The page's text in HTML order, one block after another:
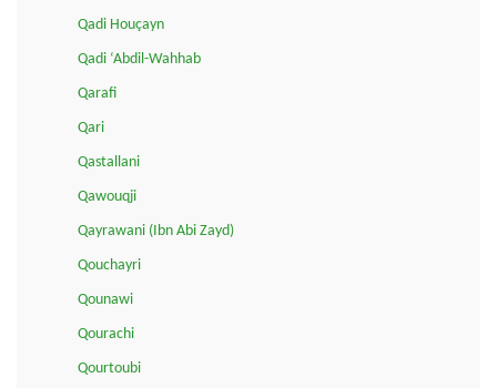
Qadi Houçayn
Qadi ‘Abdil-Wahhab
Qarafi
Qari
Qastallani
Qawouqji
Qayrawani (Ibn Abi Zayd)
Qouchayri
Qounawi
Qourachi
Qourtoubi